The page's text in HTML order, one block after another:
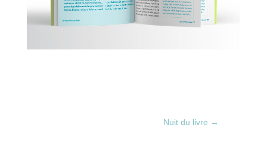
Nuit du livre →